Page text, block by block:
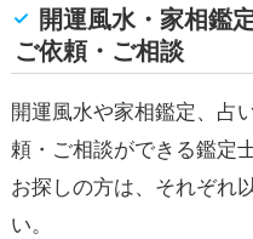
開運風水・家相鑑
ご依頼・ご相談
開運風水や家相鑑定、占
頼・ご相談ができる鑑定
お探しの方は、それぞれ
い。